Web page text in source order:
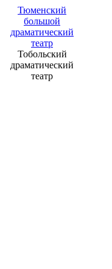
Тюменский
большой
драматический
театр
Тобольский
драматический
театр